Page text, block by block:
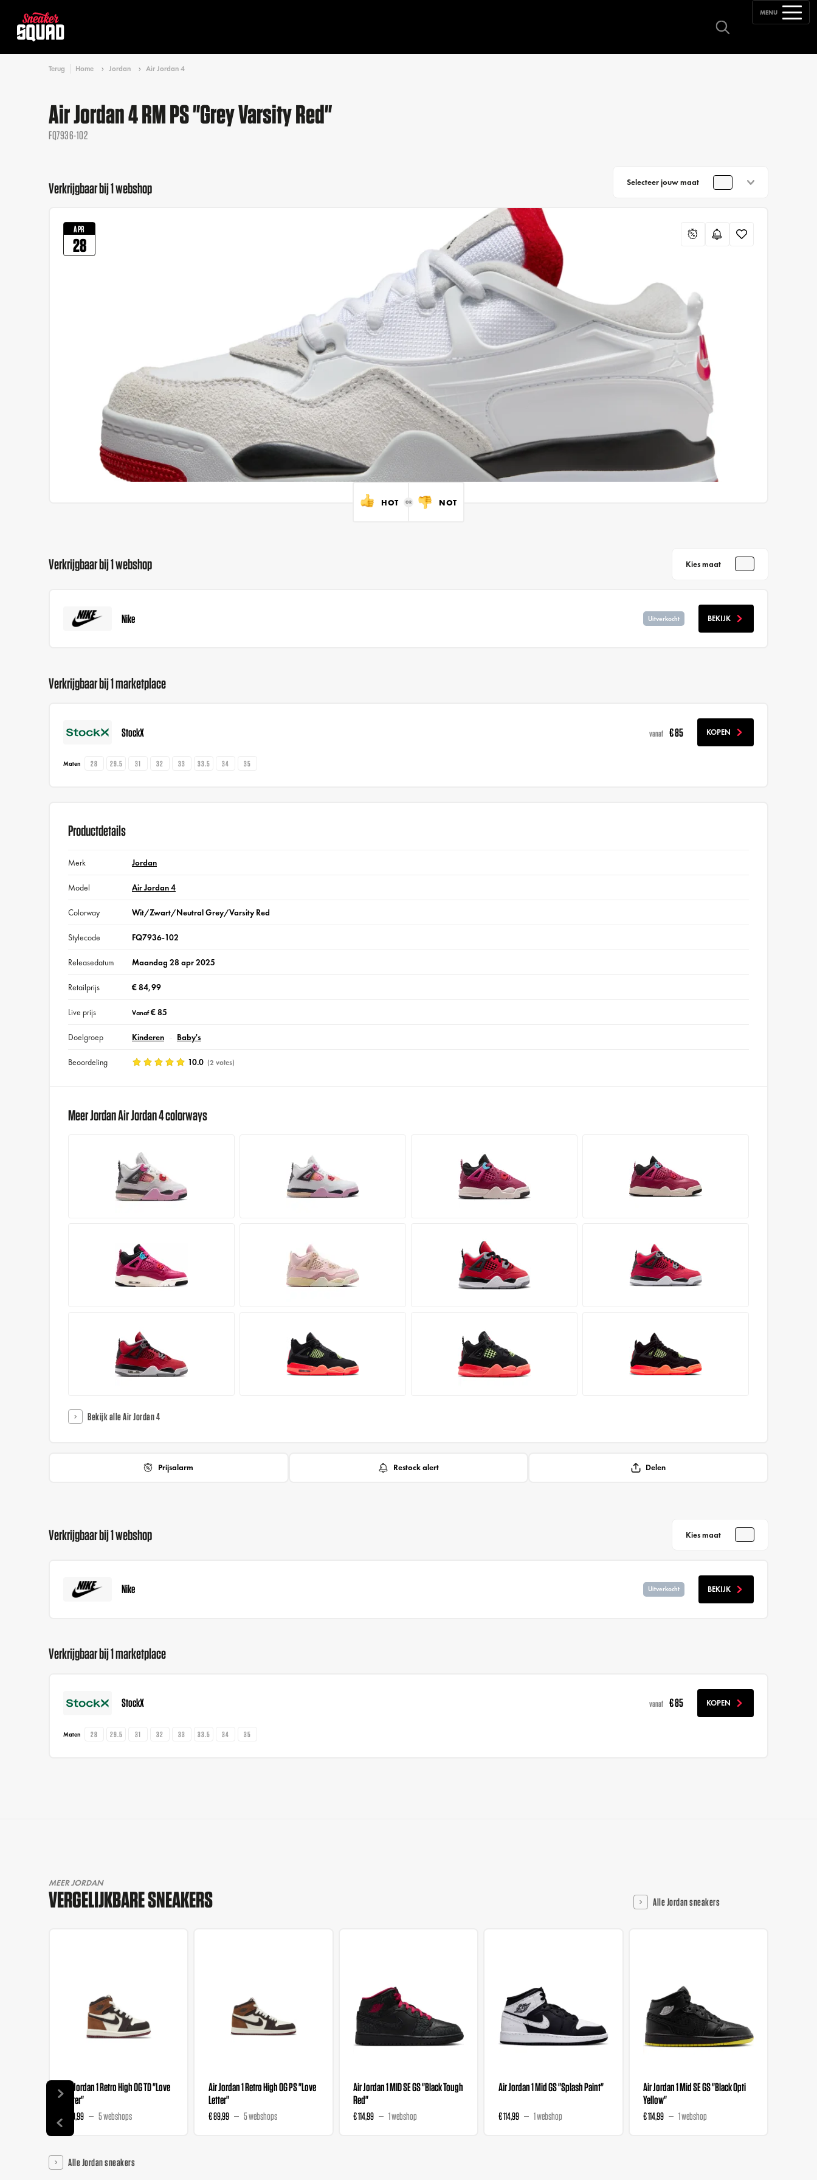
MENU
Terug Home Jordan Air Jordan 4
Air Jordan 4 RM PS "Grey Varsity Red"
FQ7936-102
Verkrijgbaar bij 1 webshop Selecteer jouw maat
APR
28
HOT NOT
Verkrijgbaar bij 1 webshop Kies maat
Nike Uitverkocht BEKIJK
Verkrijgbaar bij 1 marketplace
StockX vanaf € 85 KOPEN
Maten 28 29.5 31 32 33 33.5 34 35
Productdetails
Merk Jordan
Model Air Jordan 4
Colorway Wit/Zwart/Neutral Grey/Varsity Red
Stylecode FQ7936-102
Releasedatum Maandag 28 apr 2025
Retailprijs € 84,99
Live prijs Vanaf€ 85
Doelgroep Kinderen Baby's
Beoordeling 10.0 (2 votes)
Meer Jordan Air Jordan 4 colorways
Bekijk alle Air Jordan 4
Prijsalarm Restock alert Delen
Verkrijgbaar bij 1 webshop Kies maat
Nike Uitverkocht BEKIJK
Verkrijgbaar bij 1 marketplace
StockX vanaf € 85 KOPEN
Maten 28 29.5 31 32 33 33.5 34 35
MEER JORDAN
VERGELIJKBARE SNEAKERS Alle Jordan sneakers
Air Jordan 1 Retro High OG TD "Love
Letter"
€ 69,99 5 webshops
Air Jordan 1 Retro High OG PS "Love
Letter"
€ 89,99 5 webshops
Air Jordan 1 MID SE GS "Black Tough
Red"
€ 114,99 1 webshop
Air Jordan 1 Mid GS "Splash Paint"
€ 114,99 1 webshop
Air Jordan 1 Mid SE GS "Black Opti
Yellow"
€ 114,99 1 webshop
Alle Jordan sneakers